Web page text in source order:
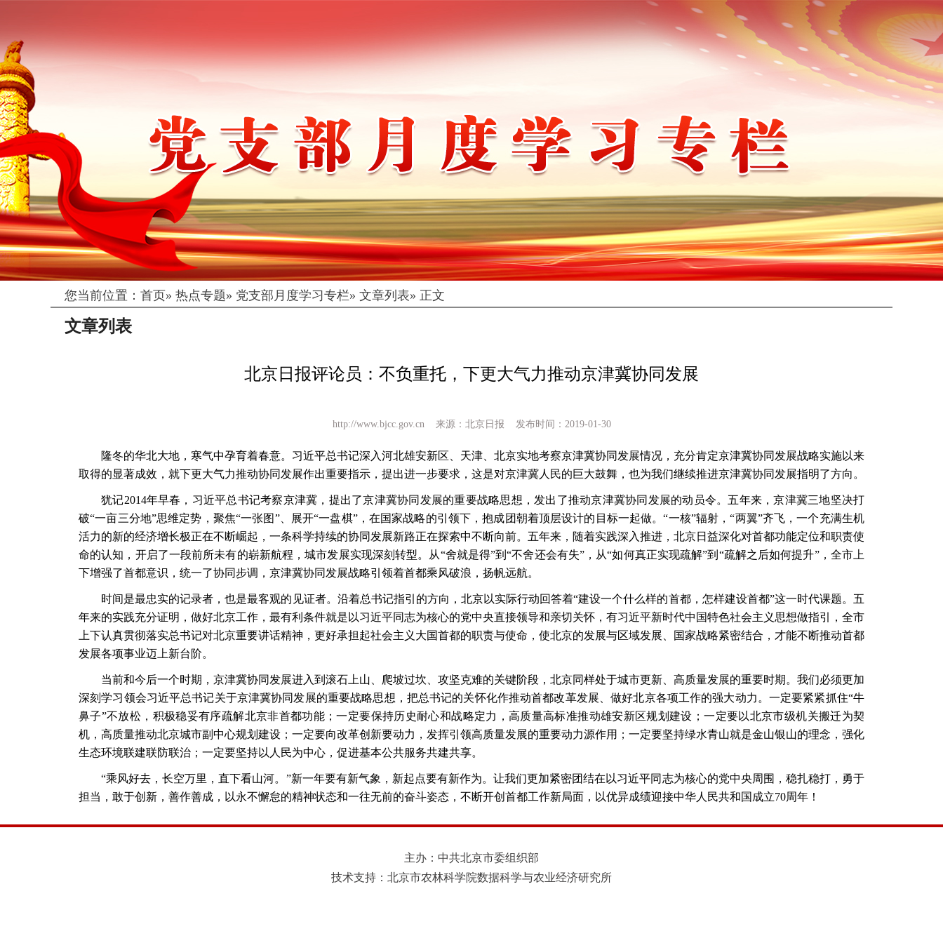
您当前位置： 首页» 热点专题» 党支部月度学习专栏» 文章列表» 正文
文章列表
北京日报评论员：不负重托，下更大气力推动京津冀协同发展
http://www.bjcc.gov.cn 来源：北京日报 发布时间：2019-01-30
隆冬的华北大地，寒气中孕育着春意。习近平总书记深入河北雄安新区、天津、北京实地考察京津冀协同发展情况，充分肯定京津冀协同发展战略实施以来
取得的显著成效，就下更大气力推动协同发展作出重要指示，提出进一步要求，这是对京津冀人民的巨大鼓舞，也为我们继续推进京津冀协同发展指明了方向。
犹记2014年早春，习近平总书记考察京津冀，提出了京津冀协同发展的重要战略思想，发出了推动京津冀协同发展的动员令。五年来，京津冀三地坚决打
破“一亩三分地”思维定势，聚焦“一张图”、展开“一盘棋”，在国家战略的引领下，抱成团朝着顶层设计的目标一起做。“一核”辐射，“两翼”齐飞，一个充满生机
活力的新的经济增长极正在不断崛起，一条科学持续的协同发展新路正在探索中不断向前。五年来，随着实践深入推进，北京日益深化对首都功能定位和职责使
命的认知，开启了一段前所未有的崭新航程，城市发展实现深刻转型。从“舍就是得”到“不舍还会有失”，从“如何真正实现疏解”到“疏解之后如何提升”，全市上
下增强了首都意识，统一了协同步调，京津冀协同发展战略引领着首都乘风破浪，扬帆远航。
时间是最忠实的记录者，也是最客观的见证者。沿着总书记指引的方向，北京以实际行动回答着“建设一个什么样的首都，怎样建设首都”这一时代课题。五
年来的实践充分证明，做好北京工作，最有利条件就是以习近平同志为核心的党中央直接领导和亲切关怀，有习近平新时代中国特色社会主义思想做指引，全市
上下认真贯彻落实总书记对北京重要讲话精神，更好承担起社会主义大国首都的职责与使命，使北京的发展与区域发展、国家战略紧密结合，才能不断推动首都
发展各项事业迈上新台阶。
当前和今后一个时期，京津冀协同发展进入到滚石上山、爬坡过坎、攻坚克难的关键阶段，北京同样处于城市更新、高质量发展的重要时期。我们必须更加
深刻学习领会习近平总书记关于京津冀协同发展的重要战略思想，把总书记的关怀化作推动首都改革发展、做好北京各项工作的强大动力。一定要紧紧抓住“牛
鼻子”不放松，积极稳妥有序疏解北京非首都功能；一定要保持历史耐心和战略定力，高质量高标准推动雄安新区规划建设；一定要以北京市级机关搬迁为契
机，高质量推动北京城市副中心规划建设；一定要向改革创新要动力，发挥引领高质量发展的重要动力源作用；一定要坚持绿水青山就是金山银山的理念，强化
生态环境联建联防联治；一定要坚持以人民为中心，促进基本公共服务共建共享。
“乘风好去，长空万里，直下看山河。”新一年要有新气象，新起点要有新作为。让我们更加紧密团结在以习近平同志为核心的党中央周围，稳扎稳打，勇于
担当，敢于创新，善作善成，以永不懈怠的精神状态和一往无前的奋斗姿态，不断开创首都工作新局面，以优异成绩迎接中华人民共和国成立70周年！
主办：中共北京市委组织部
技术支持：北京市农林科学院数据科学与农业经济研究所